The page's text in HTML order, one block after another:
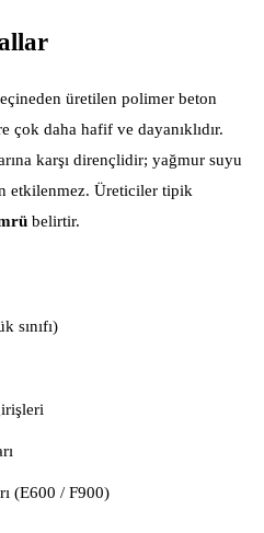
üretilen polimer beton
çok daha hafif ve dayanıklıdır.
karşı dirençlidir; yağmur suyu
etkilenmez. Üreticiler tipik
belirtir.
sınıfı)
(E600 / F900)